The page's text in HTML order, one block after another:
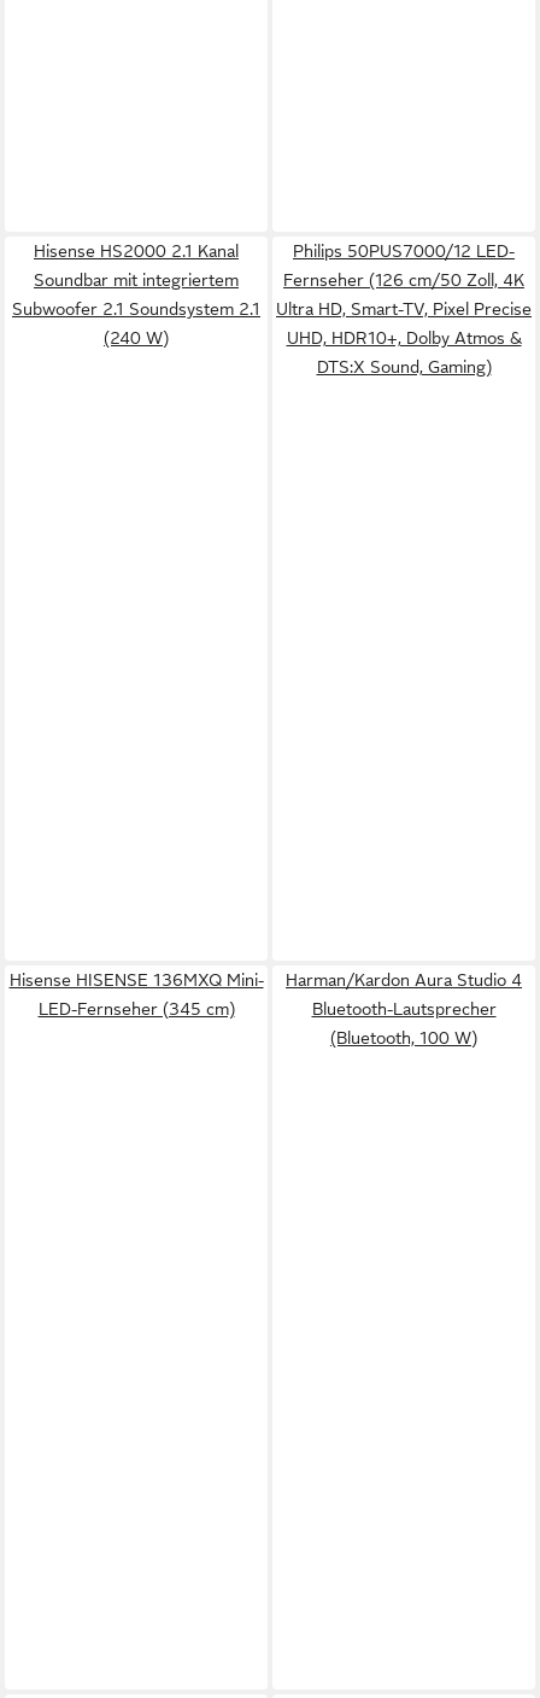
Hisense HS2000 2.1 Kanal
Soundbar mit integriertem
Subwoofer 2.1 Soundsystem 2.1
(240 W)
Philips 50PUS7000/12 LED-
Fernseher (126 cm/50 Zoll, 4K
Ultra HD, Smart-TV, Pixel Precise
UHD, HDR10+, Dolby Atmos &
DTS:X Sound, Gaming)
Hisense HISENSE 136MXQ Mini-
LED-Fernseher (345 cm)
Harman/Kardon Aura Studio 4
Bluetooth-Lautsprecher
(Bluetooth, 100 W)